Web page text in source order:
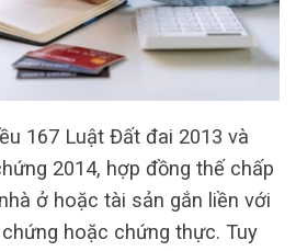
167 Luật Đất đai 2013 và
2014, hợp đồng thế chấp
ở hoặc tài sản gắn liền với
hoặc chứng thực. Tuy